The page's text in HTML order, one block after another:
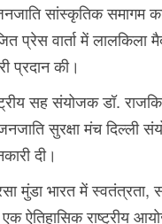
जनजाति सांस्कृतिक
प्रेस वार्ता में लालकिला
प्रदान की।
सह संयोजक डॉ.
सुरक्षा मंच दिल्ली
दी।
मुंडा भारत में
ऐतिहासिक राष्ट्रीय